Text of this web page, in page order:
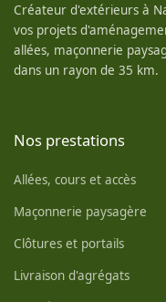
Créateur d'extérieurs à
vos projets
allées, maçonnerie
dans un rayon de 35 km.
Nos prestations
Allées, cours et accès
Maçonnerie paysagère
Clôtures et portails
Livraison d'agrégats